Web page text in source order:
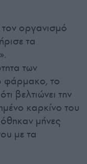
οργανισμό
τα
των
φάρμακο, το
βελτιώνει την
καρκίνο του
μήνες
με τα